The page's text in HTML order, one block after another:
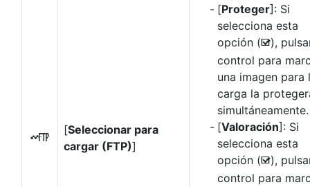
[Proteger]: Si
selecciona esta
opción (M),
control para
una imagen para
carga la
simultáneamente.
[Valoración]: Si
selecciona esta
opción (M),
control para
N
[Seleccionar para
cargar (FTP)]